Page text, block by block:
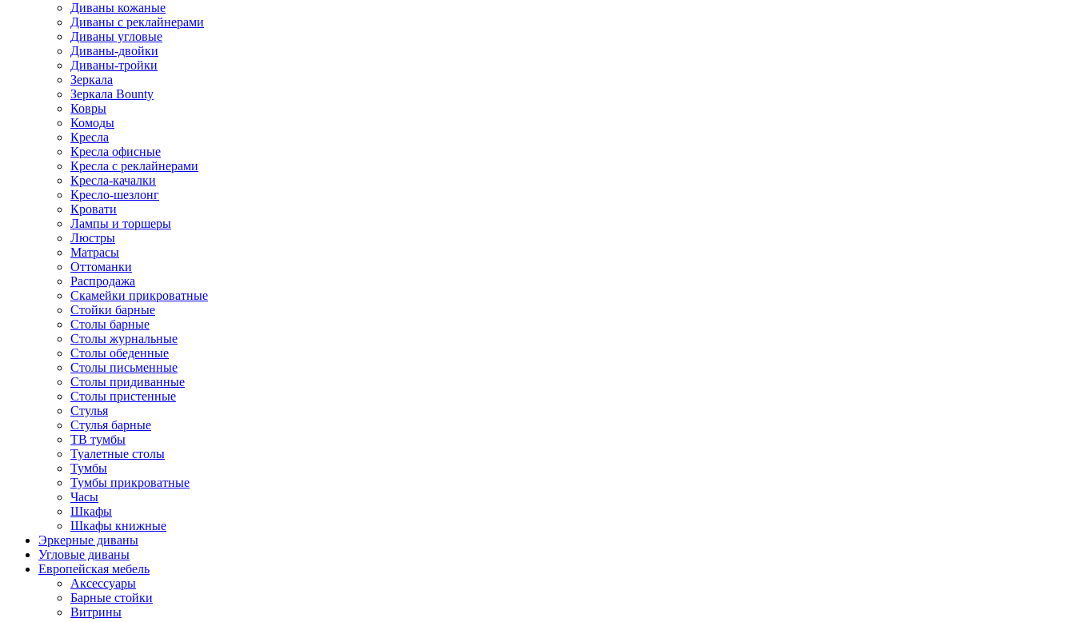
Диваны кожаные
Диваны с реклайнерами
Диваны угловые
Диваны-двойки
Диваны-тройки
Зеркала
Зеркала Bounty
Ковры
Комоды
Кресла
Кресла офисные
Кресла с реклайнерами
Кресла-качалки
Кресло-шезлонг
Кровати
Лампы и торшеры
Люстры
Матрасы
Оттоманки
Распродажа
Скамейки прикроватные
Стойки барные
Столы барные
Столы журнальные
Столы обеденные
Столы письменные
Столы придиванные
Столы пристенные
Стулья
Стулья барные
ТВ тумбы
Туалетные столы
Тумбы
Тумбы прикроватные
Часы
Шкафы
Шкафы книжные
Эркерные диваны
Угловые диваны
Европейская мебель
Аксессуары
Барные стойки
Витрины